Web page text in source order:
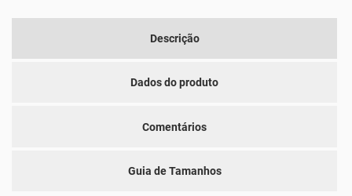
Descrição
Dados do produto
Comentários
Guia de Tamanhos